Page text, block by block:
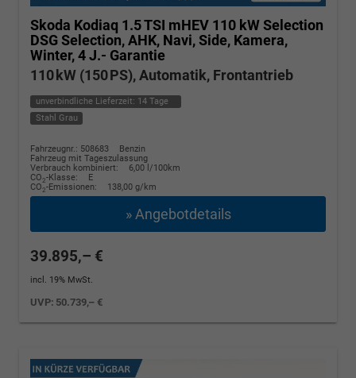
Skoda Kodiaq 1.5 TSI mHEV 110 kW Selection
DSG Selection, AHK, Navi, Side, Kamera,
Winter, 4 J.- Garantie
110 kW (150 PS), Automatik, Frontantrieb
unverbindliche Lieferzeit: 14 Tage
Stahl Grau
Fahrzeugnr.: 508683
Benzin
Fahrzeug mit Tageszulassung
Verbrauch kombiniert:
6,00 l/100km
CO2-Klasse:
E
CO2-Emissionen: 138,00 g/km
» Angebotdetails
39.895,– €
incl. 19% MwSt.
UVP: 50.739,– €